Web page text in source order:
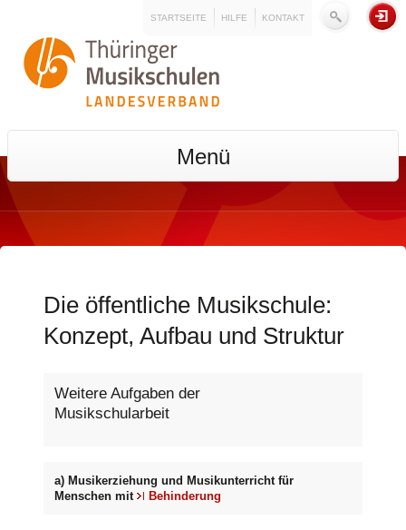
STARTSEITE HILFE KONTAKT
Menü
Die öffentliche Musikschule:
Konzept, Aufbau und Struktur
Weitere Aufgaben der
Musikschularbeit
a) Musikerziehung und Musikunterricht für
Menschen mit
Behinderung